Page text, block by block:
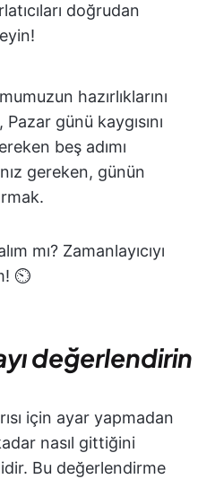
doğrudan
hazırlıklarını
günü kaygısını
beş adımı
gereken, günün
mı? Zamanlayıcıyı
⏲
değerlendirin
için ayar yapmadan
nasıl gittiğini
Bu değerlendirme